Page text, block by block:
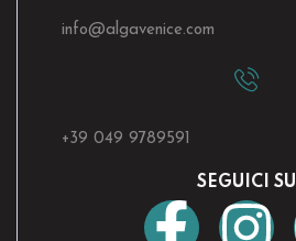
info@algavenice.com
+39 049 9789591
SEGUICI SU